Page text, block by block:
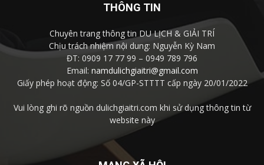
THÔNG TIN
Chuyên trang thông tin DU LỊCH & GIẢI TRÍ
Chịu trách nhiệm nội dung: Nguyễn Kỳ Nam
ĐT: 0909 17 77 99 – 0949 789 796
Email: namdulichgiaitri@gmail.com
Giấy phép hoạt động: Số 04/GP-STTTT cấp ngày 20/01/2022
Vui lòng ghi rõ nguồn dulichgiaitri.com khi sử dụng thông tin từ
website này